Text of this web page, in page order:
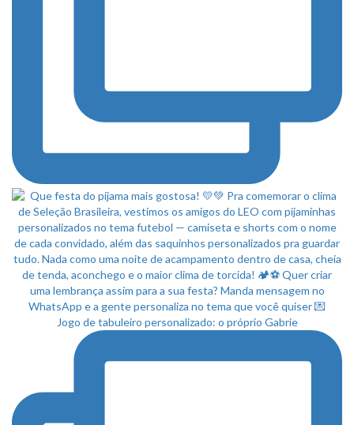
Jogo de tabuleiro personalizado: o próprio Gabrie